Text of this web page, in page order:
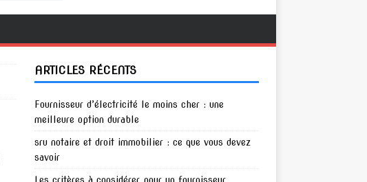
ARTICLES RÉCENTS
Fournisseur d’électricité le moins cher : une
meilleure option durable
sru notaire et droit immobilier : ce que vous devez
savoir